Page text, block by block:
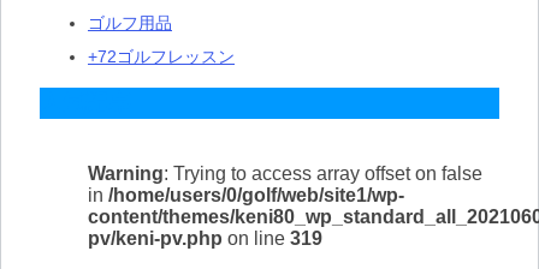
ゴルフ用品
+72ゴルフレッスン
Warning: Trying to access array offset on false
in /home/users/0/golf/web/site1/wp-
content/themes/
pv/keni-pv.php on line 319